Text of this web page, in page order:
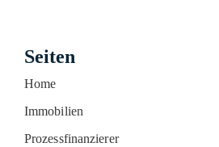
Seiten
Home
Immobilien
Prozessfinanzierer